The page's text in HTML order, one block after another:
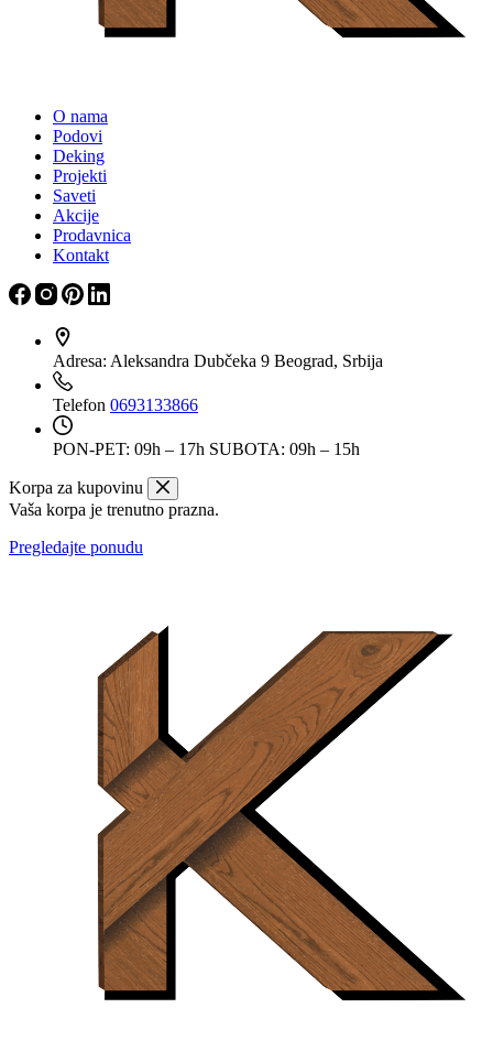
O nama
Podovi
Deking
Projekti
Saveti
Akcije
Prodavnica
Kontakt
Adresa: Aleksandra Dubčeka 9 Beograd, Srbija
Telefon 0693133866
PON-PET: 09h – 17h SUBOTA: 09h – 15h
Korpa za kupovinu
Vaša korpa je trenutno prazna.
Pregledajte ponudu